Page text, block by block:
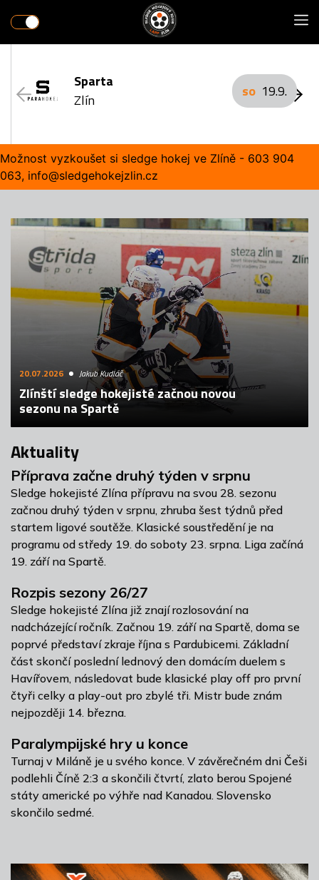
Sparta
Zlín
so 19.9.
Možnost vyzkoušet si sledge hokej ve Zlíně - 603 904
063, info@sledgehokejzlin.cz
20.07.2026 Jakub Kudláč
Zlínští sledge hokejisté začnou novou
sezonu na Spartě
Aktuality
Příprava začne druhý týden v srpnu
Sledge hokejisté Zlína přípravu na svou 28. sezonu
začnou druhý týden v srpnu, zhruba šest týdnů před
startem ligové soutěže. Klasické soustředění je na
programu od středy 19. do soboty 23. srpna. Liga začíná
19. září na Spartě.
Rozpis sezony 26/27
Sledge hokejisté Zlína již znají rozlosování na
nadcházející ročník. Začnou 19. září na Spartě, doma se
poprvé představí zkraje října s Pardubicemi. Základní
část skončí poslední lednový den domácím duelem s
Havířovem, následovat bude klasické play off pro první
čtyři celky a play-out pro zbylé tři. Mistr bude znám
nejpozději 14. března.
Paralympijské hry u konce
Turnaj v Miláně je u svého konce. V závěrečném dni Češi
podlehli Číně 2:3 a skončili čtvrtí, zlato berou Spojené
státy americké po výhře nad Kanadou. Slovensko
skončilo sedmé.